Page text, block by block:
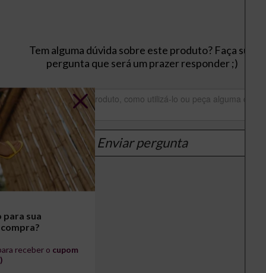
Tem alguma dúvida sobre este produto? Faça sua
pergunta que será um prazer responder ;)
Enviar pergunta
para sua
receber o cupom